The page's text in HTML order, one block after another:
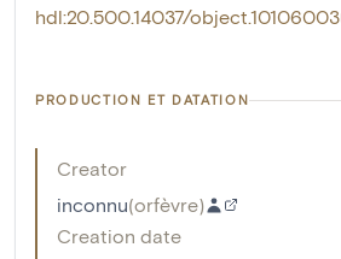
hdl:20.500.14037/object.10106003
PRODUCTION ET DATATION
Creator
inconnu(orfèvre)
Creation date